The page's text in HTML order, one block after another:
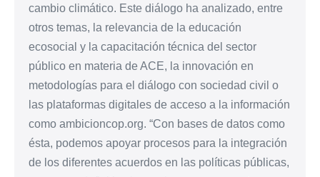
cambio climático. Este diálogo ha analizado, entre
otros temas, la relevancia de la educación
ecosocial y la capacitación técnica del sector
público en materia de ACE, la innovación en
metodologías para el diálogo con sociedad civil o
las plataformas digitales de acceso a la información
como ambicioncop.org. “Con bases de datos como
ésta, podemos apoyar procesos para la integración
de los diferentes acuerdos en las políticas públicas,